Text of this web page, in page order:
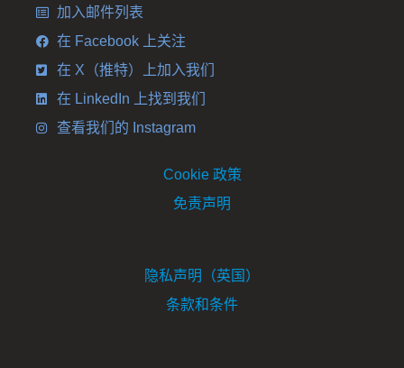
加入邮件列表
在 Facebook 上关注
在 X（推特）上加入我们
在 LinkedIn 上找到我们
查看我们的 Instagram
Cookie 政策
免责声明
隐私声明（英国）
条款和条件